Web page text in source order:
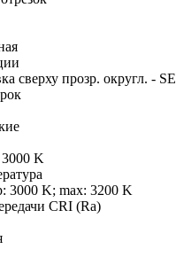
сверху прозр. округл. - SE
K
3000 K; max: 3200 K
CRI (Ra)